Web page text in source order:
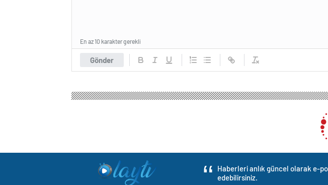
Gönder
En az 10 karakter gerekli
Haberleri anlık güncel olarak e-
edebilirsiniz.